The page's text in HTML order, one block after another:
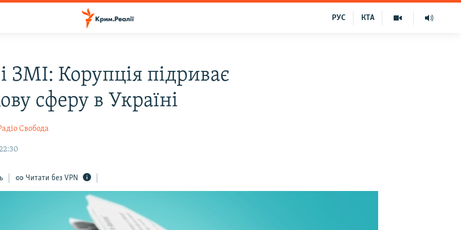
КТА
РУС
ЗМІ: Корупція підриває
сферу в Україні
Свобода
Читати без VPN